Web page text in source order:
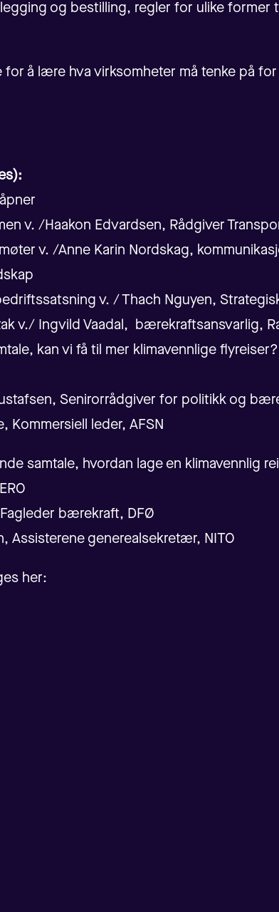
og bestilling, regler for ulike former
å lære hva virksomheter må tenke på for
v. /Haakon Edvardsen, Rådgiver
v. /Anne Karin Nordskag,
v. / Thach Nguyen,
v./ Ingvild Vaadal, bærekraftsansvarlig,
kan vi få til mer klimavennlige
Senirorrådgiver for politikk og
Kommersiell leder, AFSN
samtale, hvordan lage en klimavennlig
bærekraft, DFØ
Assisterene generealsekretær, NITO
her: